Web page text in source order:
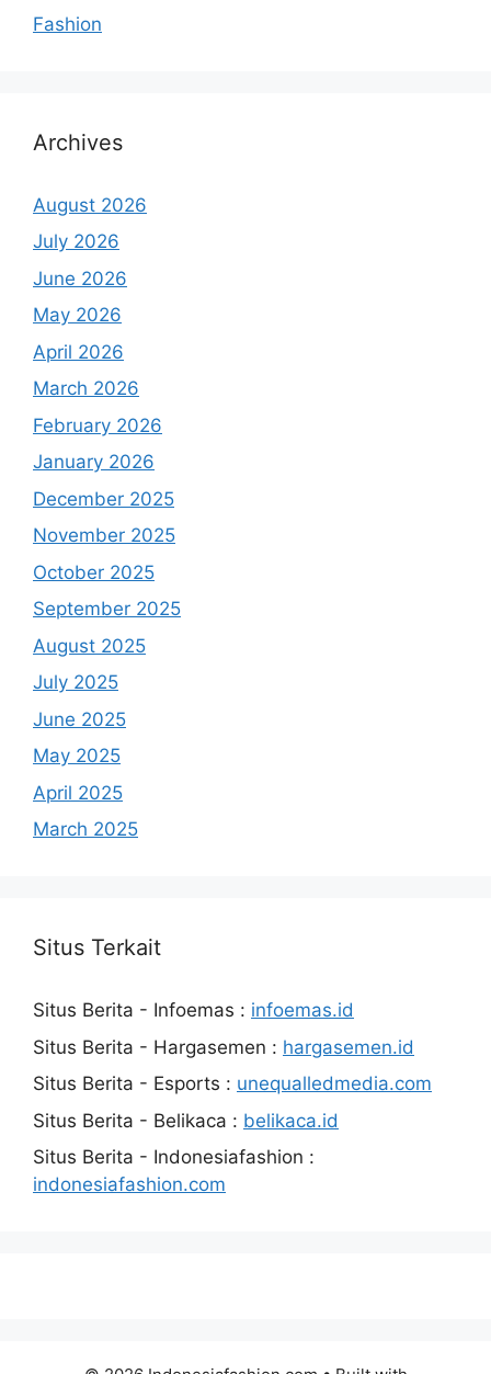
Fashion
Archives
August 2026
July 2026
June 2026
May 2026
April 2026
March 2026
February 2026
January 2026
December 2025
November 2025
October 2025
September 2025
August 2025
July 2025
June 2025
May 2025
April 2025
March 2025
Situs Terkait
Situs Berita - Infoemas : infoemas.id
Situs Berita - Hargasemen : hargasemen.id
Situs Berita - Esports : unequalledmedia.com
Situs Berita - Belikaca : belikaca.id
Situs Berita - Indonesiafashion :
indonesiafashion.com